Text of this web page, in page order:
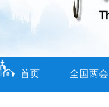
首页 全国两会